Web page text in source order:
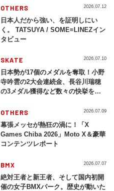
OTHERS
日本人だから強い、を証明しにい
く。 TATSUYA / SOME≡LINEZイン
タビュー
2026.07.12
SKATE
日本勢が17個のメダルを奪取！小野
寺吟雲の2大会連続金、長谷川瑞穂
の3メダル獲得など数々の快挙をプ
2026」
2026.07.10
OTHERS
幕張メッセが熱狂の渦に！「X
Games Chiba 2026」Moto X＆豪華
コンテンツレポート
2026.07.09
BMX
絶対王者と新王者、そして国内初開
催の女子BMXパーク。歴史が動いた
2026.07.07